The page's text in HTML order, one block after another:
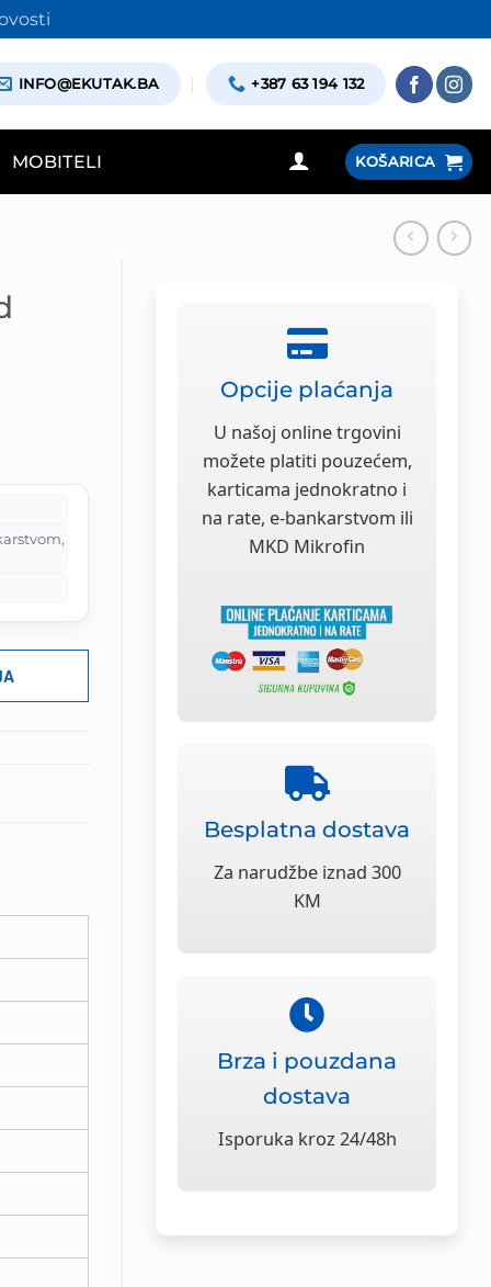
INFO@EKUTAK.BA +387 63 194 132
MOBITELI KOŠARICA
Opcije plaćanja
U našoj online trgovini
možete platiti pouzećem,
karticama jednokratno i
na rate, e-bankarstvom ili
MKD Mikrofin
Besplatna dostava
Za narudžbe iznad 300
KM
Brza i pouzdana
dostava
Isporuka kroz 24/48h